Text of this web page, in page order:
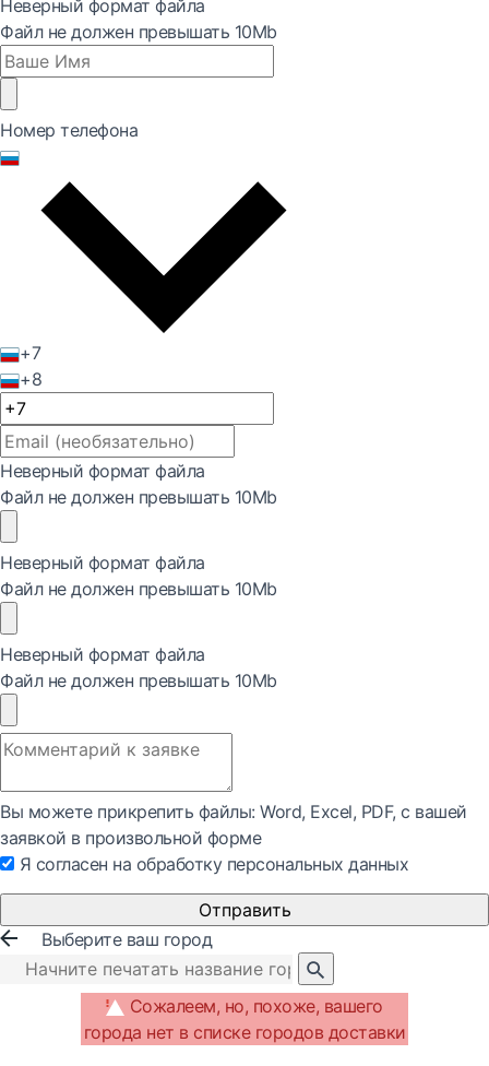
Неверный формат файла
Файл не должен превышать 10Mb
Номер телефона
+7
+8
Неверный формат файла
Файл не должен превышать 10Mb
Неверный формат файла
Файл не должен превышать 10Mb
Неверный формат файла
Файл не должен превышать 10Mb
Вы можете прикрепить файлы: Word, Exсel, PDF, с вашей
заявкой в произвольной форме
Я согласен на обработку персональных данных
Отправить
Выберите ваш город
Сожалеем, но, похоже, вашего
города нет в списке городов доставки